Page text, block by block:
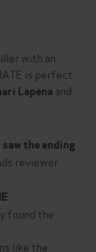
with an
is perfect
Lapena and
the ending
reviewer
found the
like the